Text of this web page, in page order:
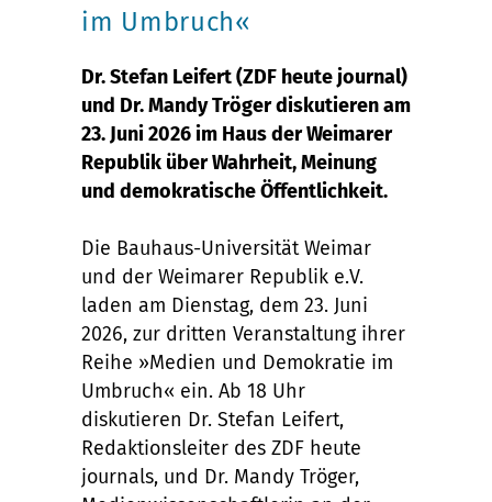
im Umbruch«
Dr. Stefan Leifert (ZDF heute journal)
und Dr. Mandy Tröger diskutieren am
23. Juni 2026 im Haus der Weimarer
Republik über Wahrheit, Meinung
und demokratische Öffentlichkeit.
Die Bauhaus-Universität Weimar
und der Weimarer Republik e.V.
laden am Dienstag, dem 23. Juni
2026, zur dritten Veranstaltung ihrer
Reihe »Medien und Demokratie im
Umbruch« ein. Ab 18 Uhr
diskutieren Dr. Stefan Leifert,
Redaktionsleiter des ZDF heute
journals, und Dr. Mandy Tröger,